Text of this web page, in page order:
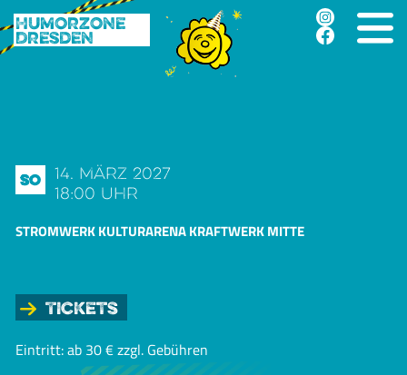
Humorzone
Dresden
So
14. März 2027
18:00 Uhr
STROMWERK KULTURARENA KRAFTWERK MITTE
Tickets
Eintritt: ab 30 € zzgl. Gebühren